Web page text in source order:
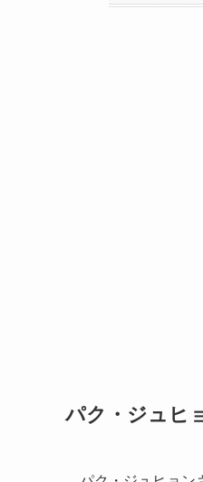
パク・ジュヒ